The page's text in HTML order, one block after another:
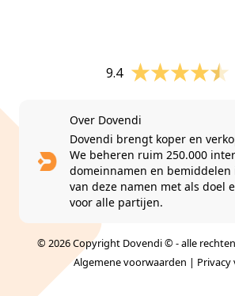
9.4
Over Dovendi
Dovendi brengt koper en
We beheren ruim 250.000
domeinnamen en bemiddelen
van deze namen met als doel
voor alle partijen.
© 2026 Copyright Dovendi © - alle
Algemene voorwaarden | Privacy